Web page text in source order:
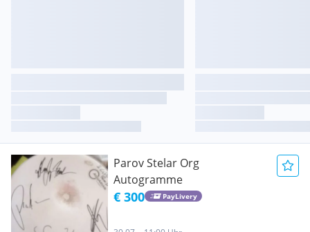
Parov Stelar Org
Autogramme
€ 300 PayLivery